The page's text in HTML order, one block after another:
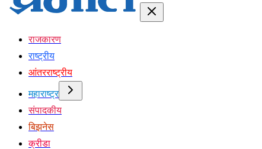
राजकारण
राष्ट्रीय
आंतरराष्ट्रीय
महाराष्ट्र
संपादकीय
बिझनेस
क्रीडा